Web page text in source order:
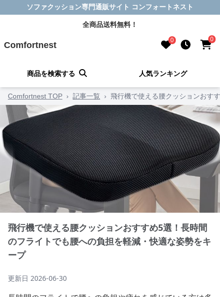
ソファクッション専門通販サイト コンフォートネスト
全商品送料無料！
Comfortnest 0 0
商品を検索する 人気ランキング
Comfortnest TOP › 記事一覧 › 飛行機で使える腰クッションおす
飛行機で使える腰クッションおすすめ5選！長時間
のフライトでも腰への負担を軽減・快適な姿勢をキ
ープ
更新日 2026-06-30